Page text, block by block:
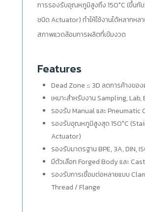
การรองรับอุณหภูมิสูงถึง 150°C (ขึ้นกั
ชนิด Actuator) ทำให้ใช้งานได้หลากหลา
สภาพแวดล้อมการผลิตที่เข้มงวด
Features
Dead Zone ≤ 3D ลดการค้างข
เหมาะสำหรับงาน Sampling, Lab,
รองรับ Manual และ Pneumatic
รองรับอุณหภูมิสูงสุด 150°C
Actuator)
รองรับมาตรฐาน BPE, 3A, DIN,
มีตัวเลือก Forged Body และ
รองรับการเชื่อมต่อหลายแบบ
Thread / Flange